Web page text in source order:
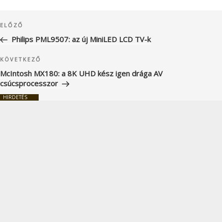
navigáció
Korábbi
bejegyzés
ELŐZŐ
Philips PML9507: az új MiniLED LCD TV-k
Következő
bejegyzés
KÖVETKEZŐ
McIntosh MX180: a 8K UHD kész igen drága AV
csúcsprocesszor
HIRDETÉS